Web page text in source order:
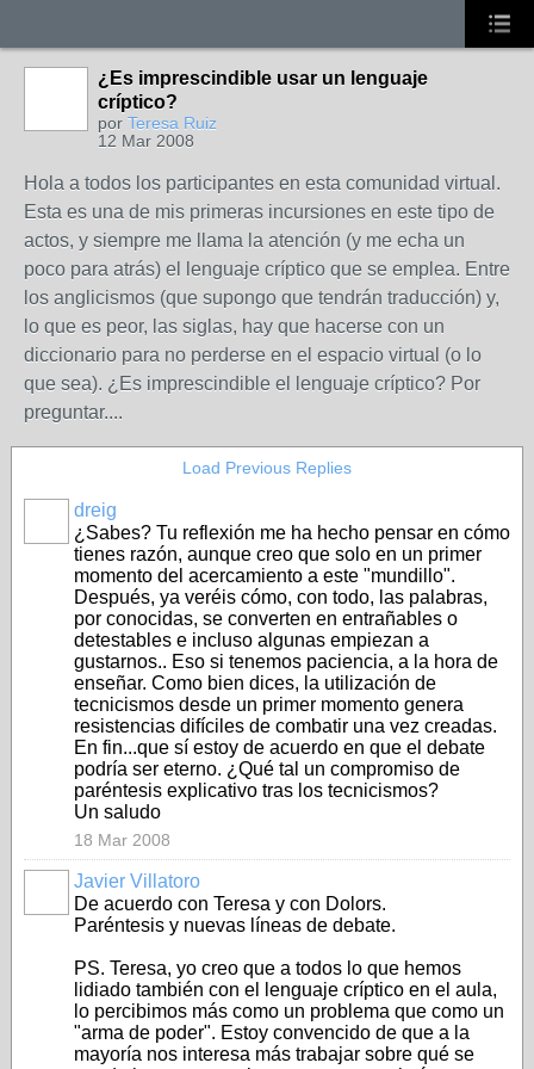
¿Es imprescindible usar un lenguaje
críptico?
por Teresa Ruiz
12 Mar 2008
Hola a todos los participantes en esta comunidad virtual.
Esta es una de mis primeras incursiones en este tipo de
actos, y siempre me llama la atención (y me echa un
poco para atrás) el lenguaje críptico que se emplea. Entre
los anglicismos (que supongo que tendrán traducción) y,
lo que es peor, las siglas, hay que hacerse con un
diccionario para no perderse en el espacio virtual (o lo
que sea). ¿Es imprescindible el lenguaje críptico? Por
preguntar....
Load Previous Replies
dreig
¿Sabes? Tu reflexión me ha hecho pensar en cómo
tienes razón, aunque creo que solo en un primer
momento del acercamiento a este "mundillo".
Después, ya veréis cómo, con todo, las palabras,
por conocidas, se converten en entrañables o
detestables e incluso algunas empiezan a
gustarnos.. Eso si tenemos paciencia, a la hora de
enseñar. Como bien dices, la utilización de
tecnicismos desde un primer momento genera
resistencias difíciles de combatir una vez creadas.
En fin...que sí estoy de acuerdo en que el debate
podría ser eterno. ¿Qué tal un compromiso de
paréntesis explicativo tras los tecnicismos?
Un saludo
18 Mar 2008
Javier Villatoro
De acuerdo con Teresa y con Dolors.
Paréntesis y nuevas líneas de debate.
PS. Teresa, yo creo que a todos lo que hemos
lidiado también con el lenguaje críptico en el aula,
lo percibimos más como un problema que como un
"arma de poder". Estoy convencido de que a la
mayoría nos interesa más trabajar sobre qué se